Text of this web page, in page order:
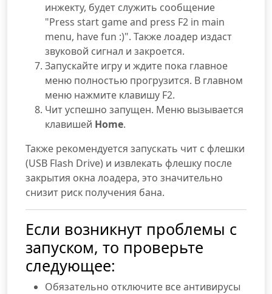
инжекту, будет служить сообщение
"Press start game and press F2 in main
menu, have fun :)". Также лоадер издаст
звуковой сигнал и закроется.
Запускайте игру и ждите пока главное
меню полностью прогрузится. В главном
меню нажмите клавишу F2.
Чит успешно запущен. Меню вызывается
клавишей Home.
Также рекомендуется запускать чит с флешки
(USB Flash Drive) и извлекать флешку после
закрытия окна лоадера, это значительно
снизит риск получения бана.
Если возникнут проблемы с
запуском, то проверьте
следующее:
Обязательно отключите все антивирусы